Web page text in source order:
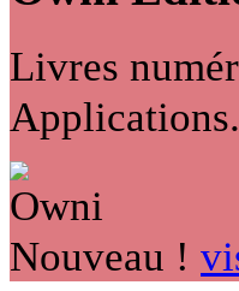
Livres
Nouveau !